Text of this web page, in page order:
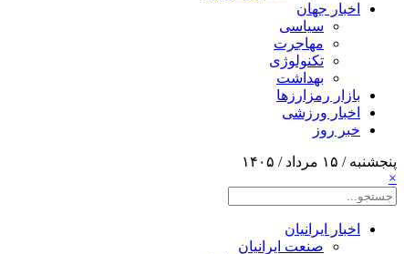
اخبار جهان
سیاسی
مهاجرت
تکنولوژی
بهداشت
بازار رمزارزها
اخبار ورزشی
خبر روز
پنجشنبه / ۱۵ مرداد / ۱۴۰۵
×
اخبار ایرانیان
صنعت ایرانیان